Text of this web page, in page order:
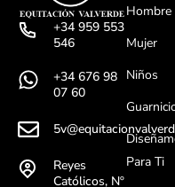
+34 959 553
546
+34 676 98
07 60
Reyes
Católicos, Nº
Hombre
Mujer
Niños
Para Ti